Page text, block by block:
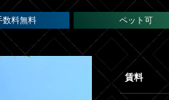
数料無料 ペット可
賃料